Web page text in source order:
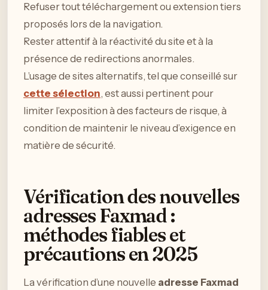
Refuser tout téléchargement ou extension tiers
proposés lors de la navigation.
Rester attentif à la réactivité du site et à la
présence de redirections anormales.
L’usage de sites alternatifs, tel que conseillé sur
cette sélection, est aussi pertinent pour
limiter l’exposition à des facteurs de risque, à
condition de maintenir le niveau d’exigence en
matière de sécurité.
Vérification des nouvelles
adresses Faxmad :
méthodes fiables et
précautions en 2025
La vérification d’une nouvelle adresse Faxmad